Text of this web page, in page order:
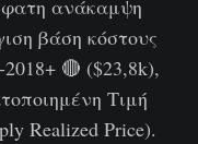
ανάκαμψη
βάση κόστους
🔴 ($23,8k),
Τιμή
Realized Price).